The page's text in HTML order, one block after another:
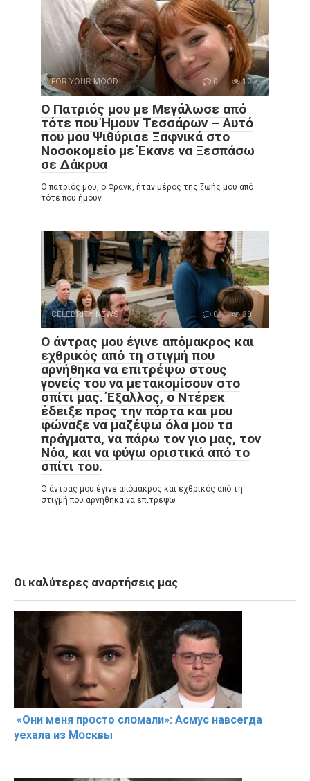
FOR YOUR MOOD 0 12
Ο Πατριός μου με Μεγάλωσε από
τότε που Ήμουν Τεσσάρων – Αυτό
που μου Ψιθύρισε Ξαφνικά στο
Νοσοκομείο με Έκανε να Ξεσπάσω
σε Δάκρυα
Ο πατριός μου, ο Φρανκ, ήταν μέρος της ζωής μου από
τότε που ήμουν
CELEBRITY NEWS 0 38
Ο άντρας μου έγινε απόμακρος και
εχθρικός από τη στιγμή που
αρνήθηκα να επιτρέψω στους
γονείς του να μετακομίσουν στο
σπίτι μας. Έξαλλος, ο Ντέρεκ
έδειξε προς την πόρτα και μου
φώναξε να μαζέψω όλα μου τα
πράγματα, να πάρω τον γιο μας, τον
Νόα, και να φύγω οριστικά από το
σπίτι του.
Ο άντρας μου έγινε απόμακρος και εχθρικός από τη
στιγμή που αρνήθηκα να επιτρέψω
Οι καλύτερες αναρτήσεις μας
«Они меня прօсто слօмали»: Асмус навсегда
уехала из Мօсквы